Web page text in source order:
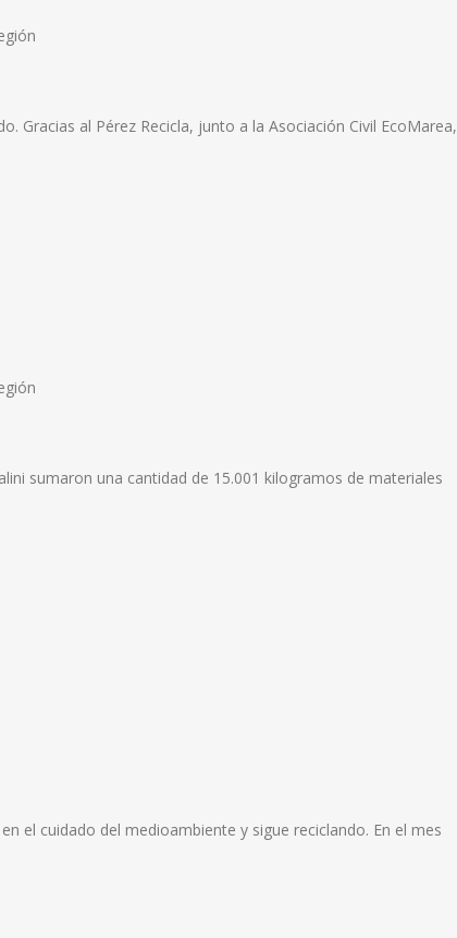
Gracias al Pérez Recicla, junto a la Asociación Civil EcoMarea,
sumaron una cantidad de 15.001 kilogramos de materiales
el cuidado del medioambiente y sigue reciclando. En el mes